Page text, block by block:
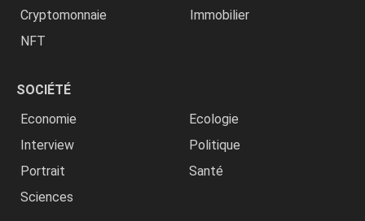
Cryptomonnaie
Immobilier
NFT
SOCIÉTÉ
Economie
Ecologie
Interview
Politique
Portrait
Santé
Sciences